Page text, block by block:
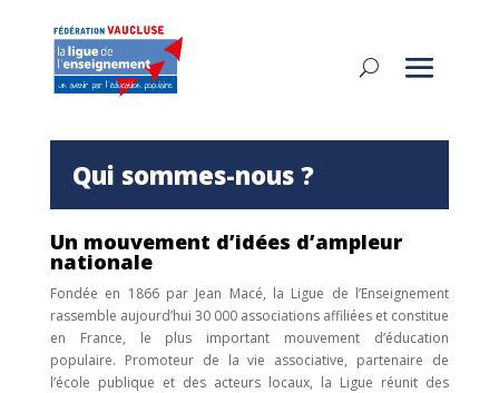
Qui sommes-nous ?
Un mouvement d’idées d’ampleur
nationale
Fondée en 1866 par Jean Macé, la Ligue de l’Enseignement
rassemble aujourd’hui 30 000 associations affiliées et constitue
en France, le plus important mouvement d’éducation
populaire. Promoteur de la vie associative, partenaire de
l’école publique et des acteurs locaux, la Ligue réunit des